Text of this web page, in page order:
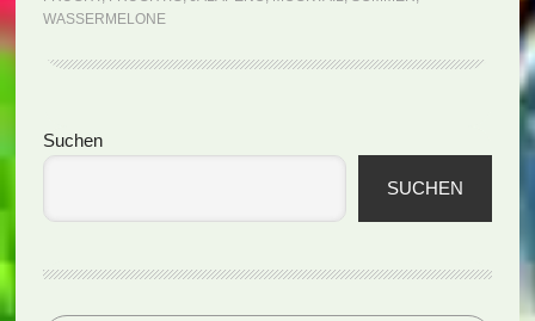
WASSERMELONE
Seitenspalte
Suchen
SUCHEN